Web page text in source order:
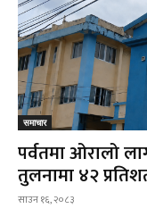
समाचार
पर्वतमा ओरालो
तुलनामा ४२
साउन १६, २०८३